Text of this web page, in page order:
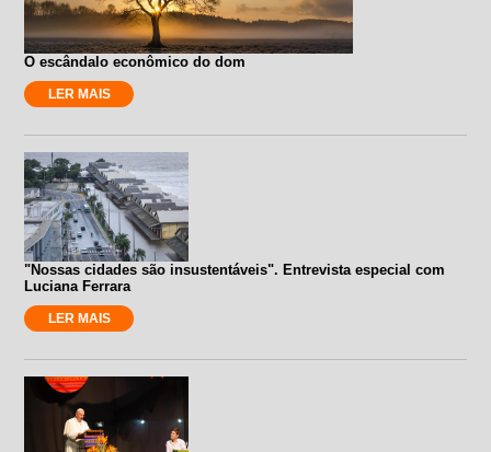
O escândalo econômico do dom
LER MAIS
"Nossas cidades são insustentáveis". Entrevista especial com
Luciana Ferrara
LER MAIS